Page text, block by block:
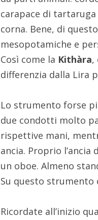
carapace di
corna. Bene, di
mesopotamiche e
Così come la Kithàra,
differenzia dalla Lira
Lo strumento forse
due condotti molto
rispettive mani,
ancia. Proprio
un oboe. Almeno
Su questo strumento
Ricordate all’inizio